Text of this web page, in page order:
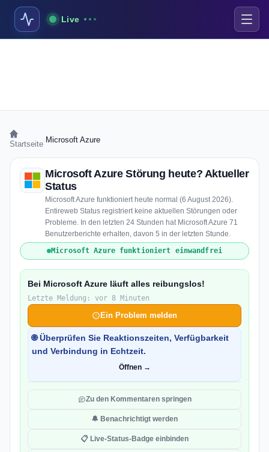
Live
Startseite Microsoft Azure
Microsoft Azure Störung heute? Aktueller
Status
Microsoft Azure funktioniert heute normal (6 August 2026).
Entireweb Status registriert keine aktuellen Störungen oder
Probleme. In den letzten 24 Stunden hat Microsoft Azure 71
Benutzerberichte erhalten, davon 5 in der letzten Stunde.
Microsoft Azure funktioniert einwandfrei
Bei Microsoft Azure läuft alles reibungslos!
Letzte Meldung: vor 8 Minuten
Ein Problem melden
🌐 Überprüfen Sie Reaktionszeiten, Verfügbarkeit
und Verbindung in Echtzeit.
Öffnen →
Zu den Kommentaren springen
🔔 Benachrichtigt werden
📋 Live-Status-Badge einbinden